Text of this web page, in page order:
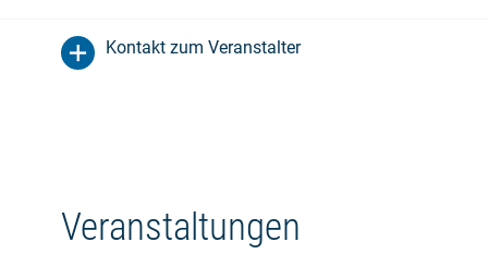
Kontakt zum Veranstalter
Veranstaltungen